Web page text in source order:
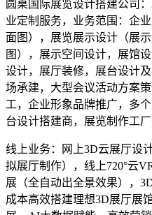
圆桌国际展览设计搭建公司
业定制服务，业务范围：企
面图），展览展示设计（展
图），展示空间设计，展馆
设计，展厅装修，展台设计
场承建，大型会议活动方案
工，企业形象品牌推广，多
台设计搭建商，展览制作工厂
线上业务：网上3D云展厅设
拟展厅制作），线上720°云
展（全自动出全景效果），
成本高效搭建理想3D展厅展